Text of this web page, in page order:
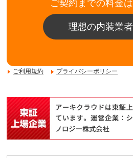
ご契約までの料金
理想の内装業
ご利用規約 プライバシーポリシー